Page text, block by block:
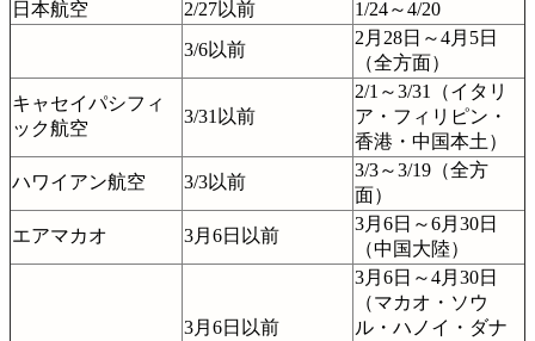
日本航空
2/27以前
1/24～4/20
3/6以前
2月28日～4月5日
（全方面）
キャセイパシフィ
ック航空
3/31以前
2/1～3/31（イタリ
ア・フィリピン・
香港・中国本土）
ハワイアン航空
3/3以前
3/3～3/19（全方
面）
エアマカオ
3月6日以前
3月6日～6月30日
（中国大陸）
3月6日以前
3月6日～4月30日
（マカオ・ソウ
ル・ハノイ・ダナ